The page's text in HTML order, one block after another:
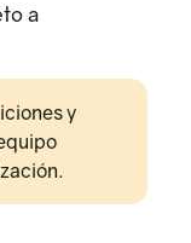
a
y